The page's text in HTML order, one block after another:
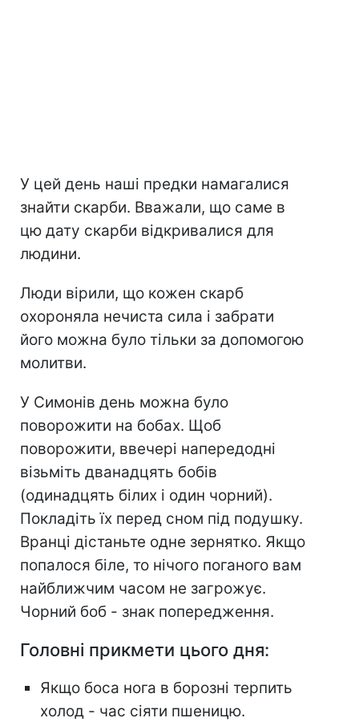
У цей день наші предки намагалися
знайти скарби. Вважали, що саме в
цю дату скарби відкривалися для
людини.
Люди вірили, що кожен скарб
охороняла нечиста сила і забрати
його можна було тільки за допомогою
молитви.
У Симонів день можна було
поворожити на бобах. Щоб
поворожити, ввечері напередодні
візьміть дванадцять бобів
(одинадцять білих і один чорний).
Покладіть їх перед сном під подушку.
Вранці дістаньте одне зернятко. Якщо
попалося біле, то нічого поганого вам
найближчим часом не загрожує.
Чорний боб - знак попередження.
Головні прикмети цього дня:
Якщо боса нога в борозні терпить
холод - час сіяти пшеницю.